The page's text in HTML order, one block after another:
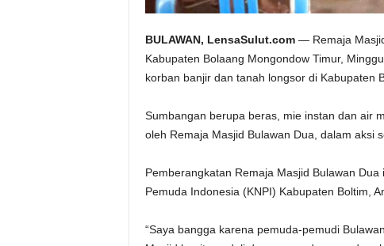
BULAWAN, LensaSulut.com— Remaja
Kabupaten Bolaang Mongondow Timur,
korban banjir dan tanah longsor di Kabupaten
Sumbangan berupa beras, mie instan dan air
oleh Remaja Masjid Bulawan Dua, dalam aksi
Pemberangkatan Remaja Masjid Bulawan
Pemuda Indonesia (KNPI) Kabupaten Boltim,
“Saya bangga karena pemuda-pemudi